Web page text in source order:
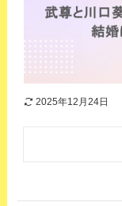
2025年12月24日